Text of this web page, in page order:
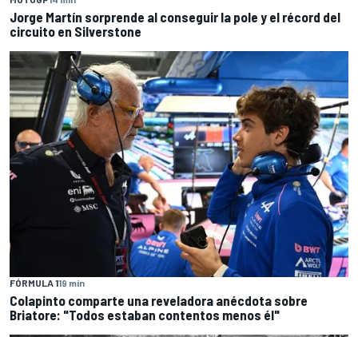
Jorge Martín sorprende al conseguir la pole y el récord del
circuito en Silverstone
FÓRMULA 119 min
Colapinto comparte una reveladora anécdota sobre
Briatore: "Todos estaban contentos menos él"